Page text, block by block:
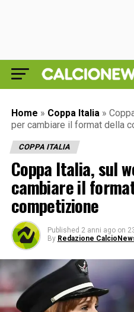
Home » Coppa Italia »
per cambiare il format della
COPPA ITALIA
Coppa Italia, sul
cambiare il
competizione
Published 2 anni ago on
By Redazione